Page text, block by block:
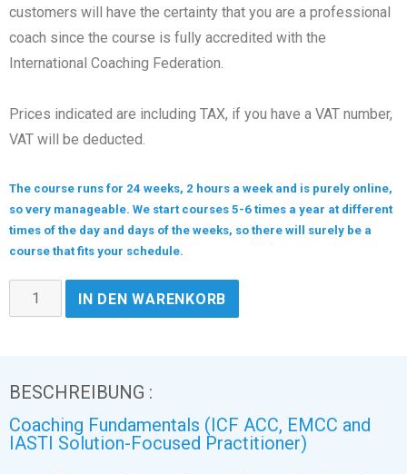
customers will have the certainty that you are a professional
coach since the course is fully accredited with the
International Coaching Federation.
Prices indicated are including TAX, if you have a VAT number,
VAT will be deducted.
The course runs for 24 weeks, 2 hours a week and is purely online,
so very manageable. We start courses 5-6 times a year at different
times of the day and days of the weeks, so there will surely be a
course that fits your schedule.
IN DEN WARENKORB
BESCHREIBUNG :
Coaching Fundamentals (ICF ACC, EMCC and
IASTI Solution-Focused Practitioner)